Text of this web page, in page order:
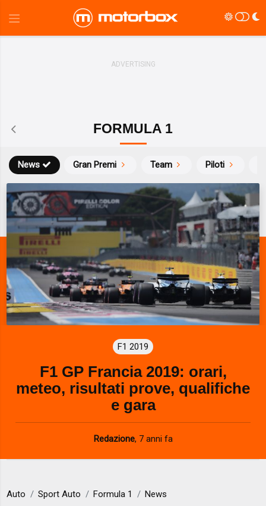
FORMULA 1
News Gran Premi Team Piloti
F1 2019
F1 GP Francia 2019: orari,
meteo, risultati prove, qualifiche
e gara
Redazione, 7 anni fa
Auto Sport Auto Formula 1 News